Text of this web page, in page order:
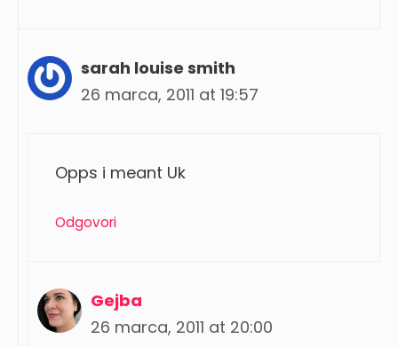
sarah louise smith
26 marca, 2011 at 19:57
Opps i meant Uk
Odgovori
Gejba
26 marca, 2011 at 20:00